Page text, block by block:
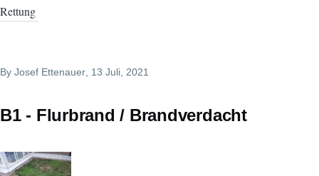
Rettung
By Josef Ettenauer , 13 Juli, 2021
B1 - Flurbrand / Brandverdacht